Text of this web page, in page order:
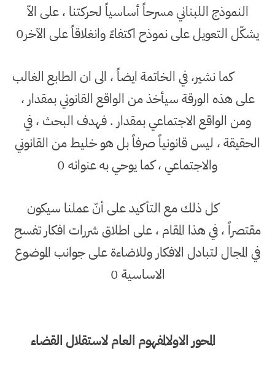
النموذج اللبناني مسرحاً أساسياً لحركتنا ، على الاّ
يشكّل التعويل على نموذح اكتفاءً وانغلاقاً على الآخر0
كما نشير، في الخاتمة ايضاً ، الى ان الطابع الغالب
على هذه الورقة سيأخذ من الواقع القانوني بمقدار ،
ومن الواقع الاجتماعي بمقدار . فهدف البحث ، في
الحقيقة ، ليس قانونياً صرفاً بل هو خليط من القانوني
والاجتماعي ، كما يوحي به عنوانه 0
كل ذلك مع التأكيد على أنّ عملنا سيكون
مقتصراً ، في هذا المقام ، على اطلاق شررات افكار تفسح
في المجال لتبادل الافكار وللاضاءة على جوانب الموضوع
الاساسية 0
المحور الاولالمفهوم العام لاستقلال القضاء